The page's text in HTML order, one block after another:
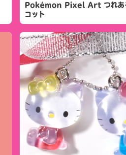
Pokémon Pixel Art つれあ
コット